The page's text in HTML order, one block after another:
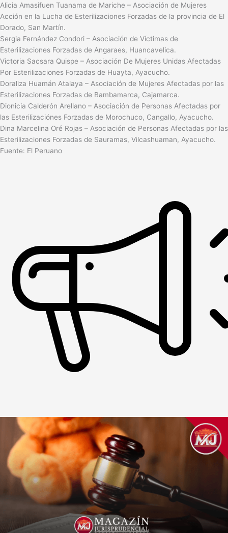
Alicia Amasifuen Tuanama de Mariche – Asociación de Mujeres
Acción en la Lucha de Esterilizaciones Forzadas de la provincia de El
Dorado, San Martín.
Sergia Fernández Condori – Asociación de Víctimas de
Esterilizaciones Forzadas de Angaraes, Huancavelica.
Victoria Sacsara Quispe – Asociación De Mujeres Unidas Afectadas
Por Esterilizaciones Forzadas de Huayta, Ayacucho.
Doraliza Huamán Atalaya – Asociación de Mujeres Afectadas por las
Esterilizaciones Forzadas de Bambamarca, Cajamarca.
Dionicia Calderón Arellano – Asociación de Personas Afectadas por
las Esterilizaciónes Forzadas de Morochuco, Cangallo, Ayacucho.
Dina Marcelina Oré Rojas – Asociación de Personas Afectadas por las
Esterilizaciones Forzadas de Sauramas, Vilcashuaman, Ayacucho.
Fuente: El Peruano